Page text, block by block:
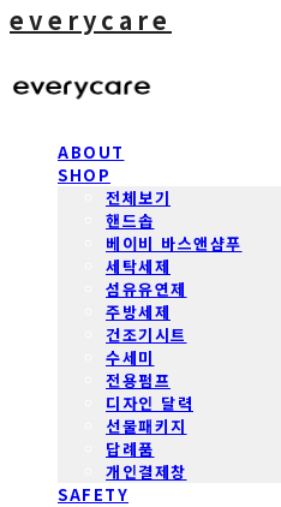
everycare
ABOUT
SHOP
전체보기
핸드솝
베이비 바스앤샴푸
세탁세제
섬유유연제
주방세제
건조기시트
수세미
전용펌프
디자인 달력
선물패키지
답례품
개인결제창
SAFETY